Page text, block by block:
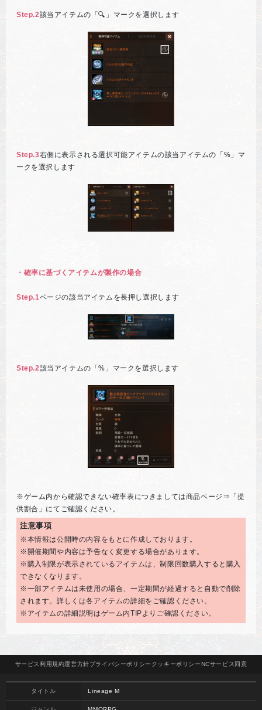
Step.2該当アイテムの「🔍」マークを選択します
Step.3右側に表示される選択可能アイテムの該当アイテムの「%」マ
ークを選択します
・確率に基づくアイテムが製作の場合
Step.1ページの該当アイテムを長押し選択します
Step.2該当アイテムの「%」マークを選択します
※ゲーム内から確認できない確率表につきましては商品ページ⇒「提
供割合」にてご確認ください。
注意事項
※本情報は公開時の内容をもとに作成しております。
※開催期間や内容は予告なく変更する場合があります。
※購入制限が表示されているアイテムは、制限回数購入すると購入
できなくなります。
※一部アイテムは未使用の場合、一定期間が経過すると自動で削除
されます。詳しくは各アイテムの詳細をご確認ください。
※アイテムの詳細説明はゲーム内TIPよりご確認ください。
サービス利用規約運営方針プライバシーポリシー クッキーポリシー NCサービス 同意
タイトル Lineage M